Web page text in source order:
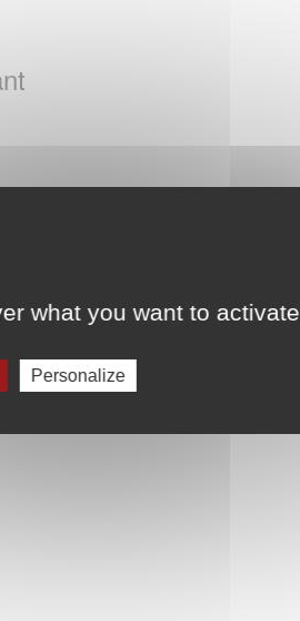
what you want to activate
Personalize